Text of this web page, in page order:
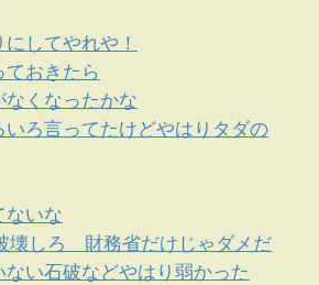
してやれや！
おきたら
なくなったかな
いろ言ってたけどやはりタダの
ないな
壊しろ 財務省だけじゃダメだ
い石破などやはり弱かった